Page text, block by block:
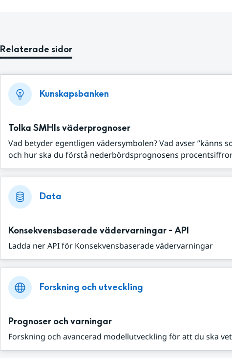
Relaterade sidor
Kunskapsbanken
Tolka SMHIs väderprognoser
Vad betyder egentligen vädersymbolen? Vad avser ”känns
och hur ska du förstå nederbördsprognosens
Data
Konsekvensbaserade vädervarningar - API
Ladda ner API för Konsekvensbaserade vädervarningar
Forskning och utveckling
Prognoser och varningar
Forskning och avancerad modellutveckling för att du ska